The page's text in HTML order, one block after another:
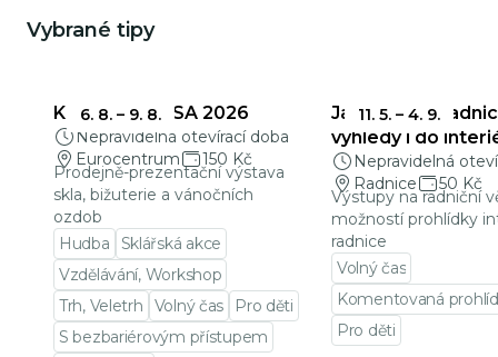
Vybrané tipy
6. 8. – 9. 8.
KŘEHKÁ KRÁSA 2026
Nepravidelná otevírací doba
Eurocentrum
150 Kč
Prodejně-prezentační výstava
skla, bižuterie a vánočních
ozdob
Hudba
Sklářská akce
Vzdělávání, Workshop
Trh, Veletrh
Volný čas
Pro děti
S bezbariérovým přístupem
11. 5. – 4. 9.
Jablonecká
výhledy i do
Nepravidelná
Radnice
50 Kč
Výstupy na radniční
možností prohlídky
radnice
Volný čas
Komentovaná
Pro děti